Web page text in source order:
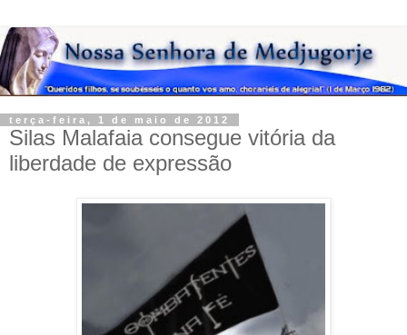
terça-feira, 1 de maio de 2012
Silas Malafaia consegue vitória da
liberdade de expressão